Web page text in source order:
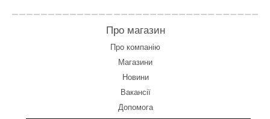
Про магазин
Про компанію
Магазини
Новини
Вакансії
Допомога